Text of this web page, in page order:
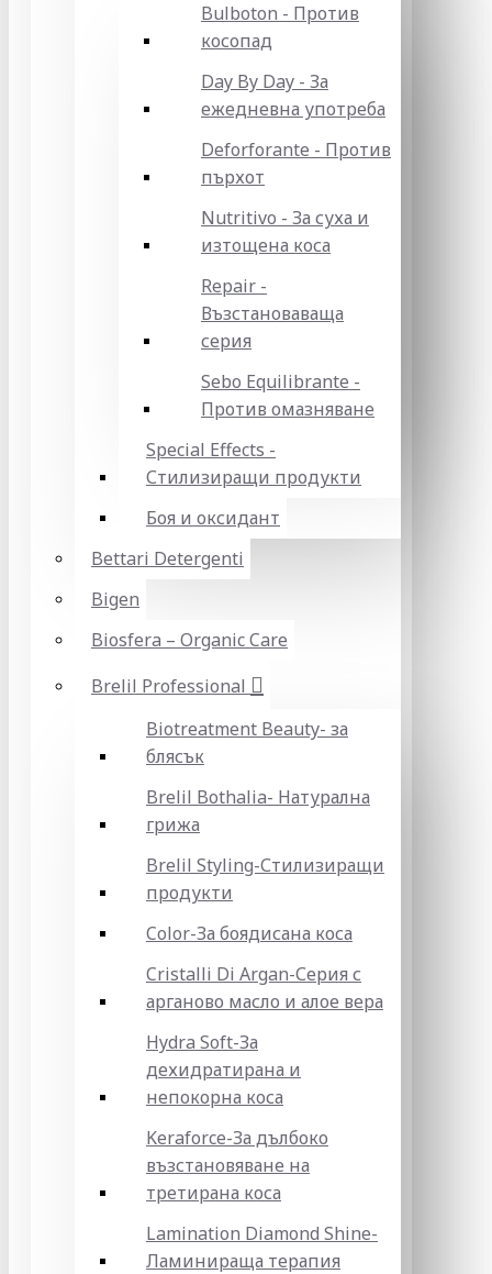
Bulboton - Против
косопад
Day By Day - За
ежедневна употреба
Deforforante - Против
пърхот
Nutritivo - За суха и
изтощена коса
Repair -
Възстановаваща
серия
Sebo Equilibrante -
Против омазняване
Special Effects -
Стилизиращи продукти
Боя и оксидант
Bettari Detergenti
Bigen
Biosfera – Organic Care
Brelil Professional
Biotreatment Beauty- за
блясък
Brelil Bothalia- Натурална
грижа
Brelil Styling-Стилизиращи
продукти
Color-За боядисана коса
Cristalli Di Argan-Серия с
арганово масло и алое вера
Hydra Soft-За
дехидратирана и
непокорна коса
Keraforce-За дълбоко
възстановяване на
третирана коса
Lamination Diamond Shine-
Ламинираща терапия